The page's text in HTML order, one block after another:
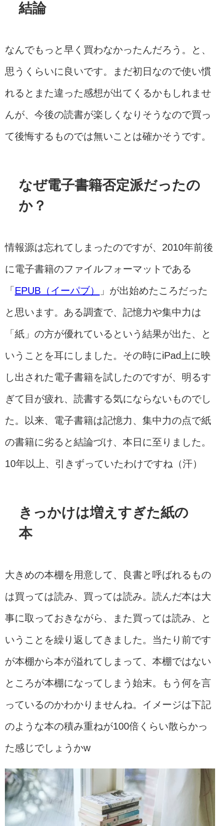
結論
なんでもっと早く買わなかったんだろう。と、
思うくらいに良いです。まだ初日なので使い慣
れるとまた違った感想が出てくるかもしれませ
んが、今後の読書が楽しくなりそうなので買っ
て後悔するものでは無いことは確かそうです。
なぜ電子書籍否定派だったの
か？
情報源は忘れてしまったのですが、2010年前後
に電子書籍のファイルフォーマットである
「 EPUB（イーパブ） 」が出始めたころだった
と思います。ある調査で、記憶力や集中力は
「紙」の方が優れているという結果が出た、と
いうことを耳にしました。その時にiPad上に映
し出された電子書籍を試したのですが、明るす
ぎて目が疲れ、読書する気にならないものでし
た。以来、電子書籍は記憶力、集中力の点で紙
の書籍に劣ると結論づけ、本日に至りました。
10年以上、引きずっていたわけですね（汗）
きっかけは増えすぎた紙の
本
大きめの本棚を用意して、良書と呼ばれるもの
は買っては読み、買っては読み。読んだ本は大
事に取っておきながら、また買っては読み、と
いうことを繰り返してきました。当たり前です
が本棚から本が溢れてしまって、本棚ではない
ところが本棚になってしまう始末。もう何を言
っているのかわかりませんね。イメージは下記
のような本の積み重ねが100倍くらい散らかっ
た感じでしょうかw